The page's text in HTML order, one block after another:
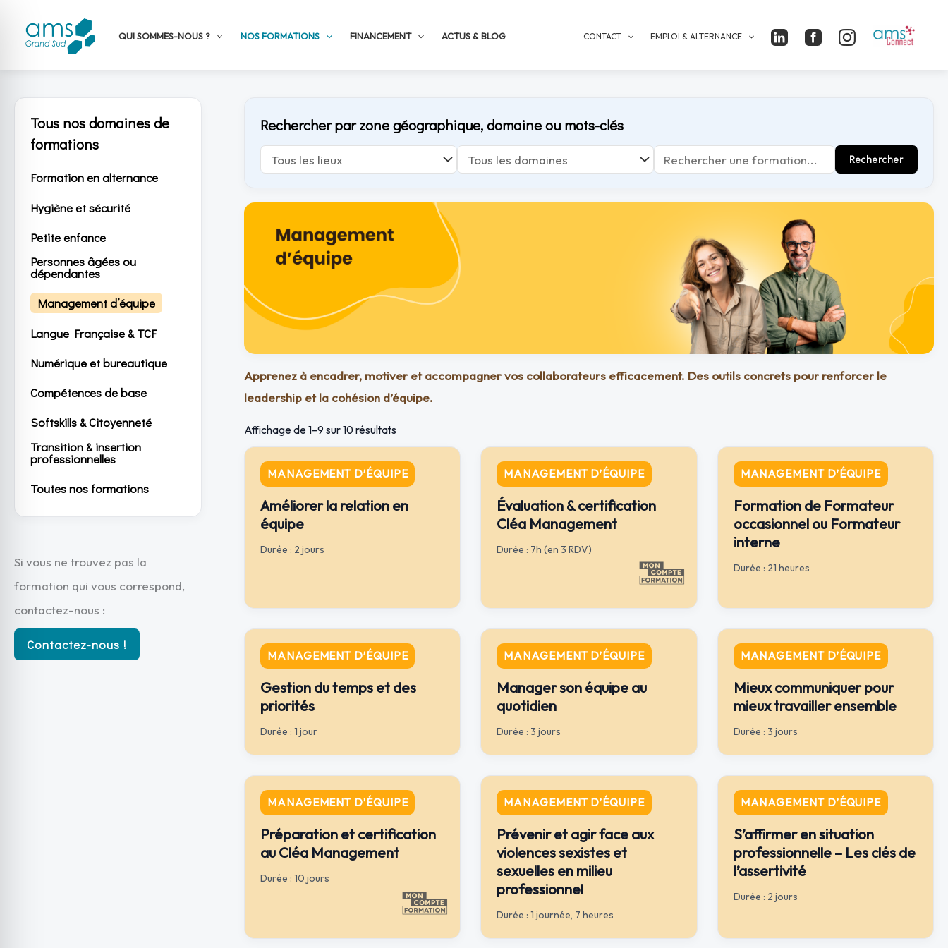
QUI SOMMES-NOUS ? NOS FORMATIONS FINANCEMENT ACTUS & BLOG CONTACT EMPLOI & ALTERNANCE
Tous nos domaines de
formations
Formation en alternance
Hygiène et sécurité
Petite enfance
Personnes âgées ou
dépendantes
Management d’équipe
Langue Française & TCF
Numérique et bureautique
Compétences de base
Softskills & Citoyenneté
Transition & insertion
professionnelles
Toutes nos formations
Si vous ne trouvez pas la
formation qui vous correspond,
contactez-nous :
Contactez-nous !
Rechercher par zone géographique, domaine ou mots-clés
Rechercher
Apprenez à encadrer, motiver et accompagner vos collaborateurs efficacement. Des outils concrets pour renforcer le
leadership et la cohésion d’équipe.
Affichage de 1–9 sur 10 résultats
MANAGEMENT D’ÉQUIPE
Améliorer la relation en
équipe
Durée : 2 jours
MANAGEMENT D’ÉQUIPE
Évaluation & certification
Cléa Management
Durée : 7h (en 3 RDV)
MANAGEMENT D’ÉQUIPE
Formation de Formateur
occasionnel ou Formateur
interne
Durée : 21 heures
MANAGEMENT D’ÉQUIPE
Gestion du temps et des
priorités
Durée : 1 jour
MANAGEMENT D’ÉQUIPE
Manager son équipe au
quotidien
Durée : 3 jours
MANAGEMENT D’ÉQUIPE
Mieux communiquer pour
mieux travailler ensemble
Durée : 3 jours
MANAGEMENT D’ÉQUIPE
Préparation et certification
au Cléa Management
Durée : 10 jours
MANAGEMENT D’ÉQUIPE
Prévenir et agir face aux
violences sexistes et
sexuelles en milieu
professionnel
Durée : 1 journée, 7 heures
MANAGEMENT D’ÉQUIPE
S’affirmer en situation
professionnelle – Les clés de
l’assertivité
Durée : 2 jours